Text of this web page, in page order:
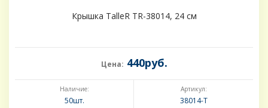
Крышка TalleR TR-38014, 24 см
Цена: 440руб.
Наличие:
50шт.
Артикул:
38014-Т